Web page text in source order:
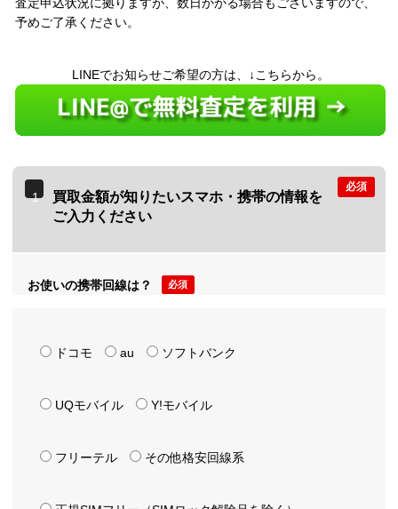
査定申込状況に拠りますが、数日かかる場合もございますので、
予めご了承ください。
LINEでお知らせご希望の方は、↓こちらから。
1
買取金額が知りたいスマホ・携帯の情報を
ご入力ください
必須
お使いの携帯回線は？ 必須
ドコモ au ソフトバンク
UQモバイル Y!モバイル
フリーテル その他格安回線系